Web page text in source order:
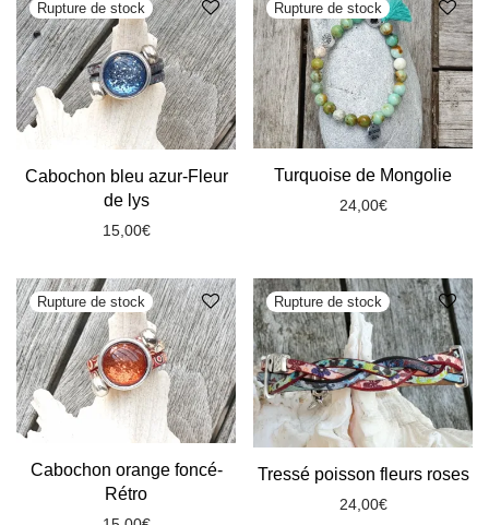
Cabochon bleu azur-Fleur
de lys
15,00€
Turquoise de Mongolie
24,00€
Cabochon orange foncé-
Rétro
Tressé poisson fleurs roses
24,00€